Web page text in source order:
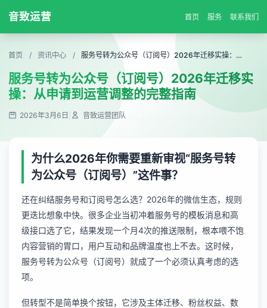
音致运营 首页 服务 联系我们
首页 / 资讯中心 / 服务号转为公众号（订阅号）2026年迁移实操：从申请到运营调整的完整指南
服务号转为公众号（订阅号）2026年迁移实
操：从申请到运营调整的完整指南
2026年3月6日 音致运营团队
为什么2026年你需要重新审视“服务号转
为公众号（订阅号）”这件事？
还在纠结服务号和订阅号怎么选？2026年的微信生态，规则
更迭比想象中快。很多企业当初冲着服务号的模板消息和高
级接口选了它，结果发现一个月4次的推送限制，根本喂不饱
内容营销的胃口，用户互动和品牌温度也上不去。这时候，
服务号转为公众号（订阅号）就成了一个必须认真考虑的选
项。
但转型不是简单换个按钮，它涉及主体迁移、粉丝权益、数